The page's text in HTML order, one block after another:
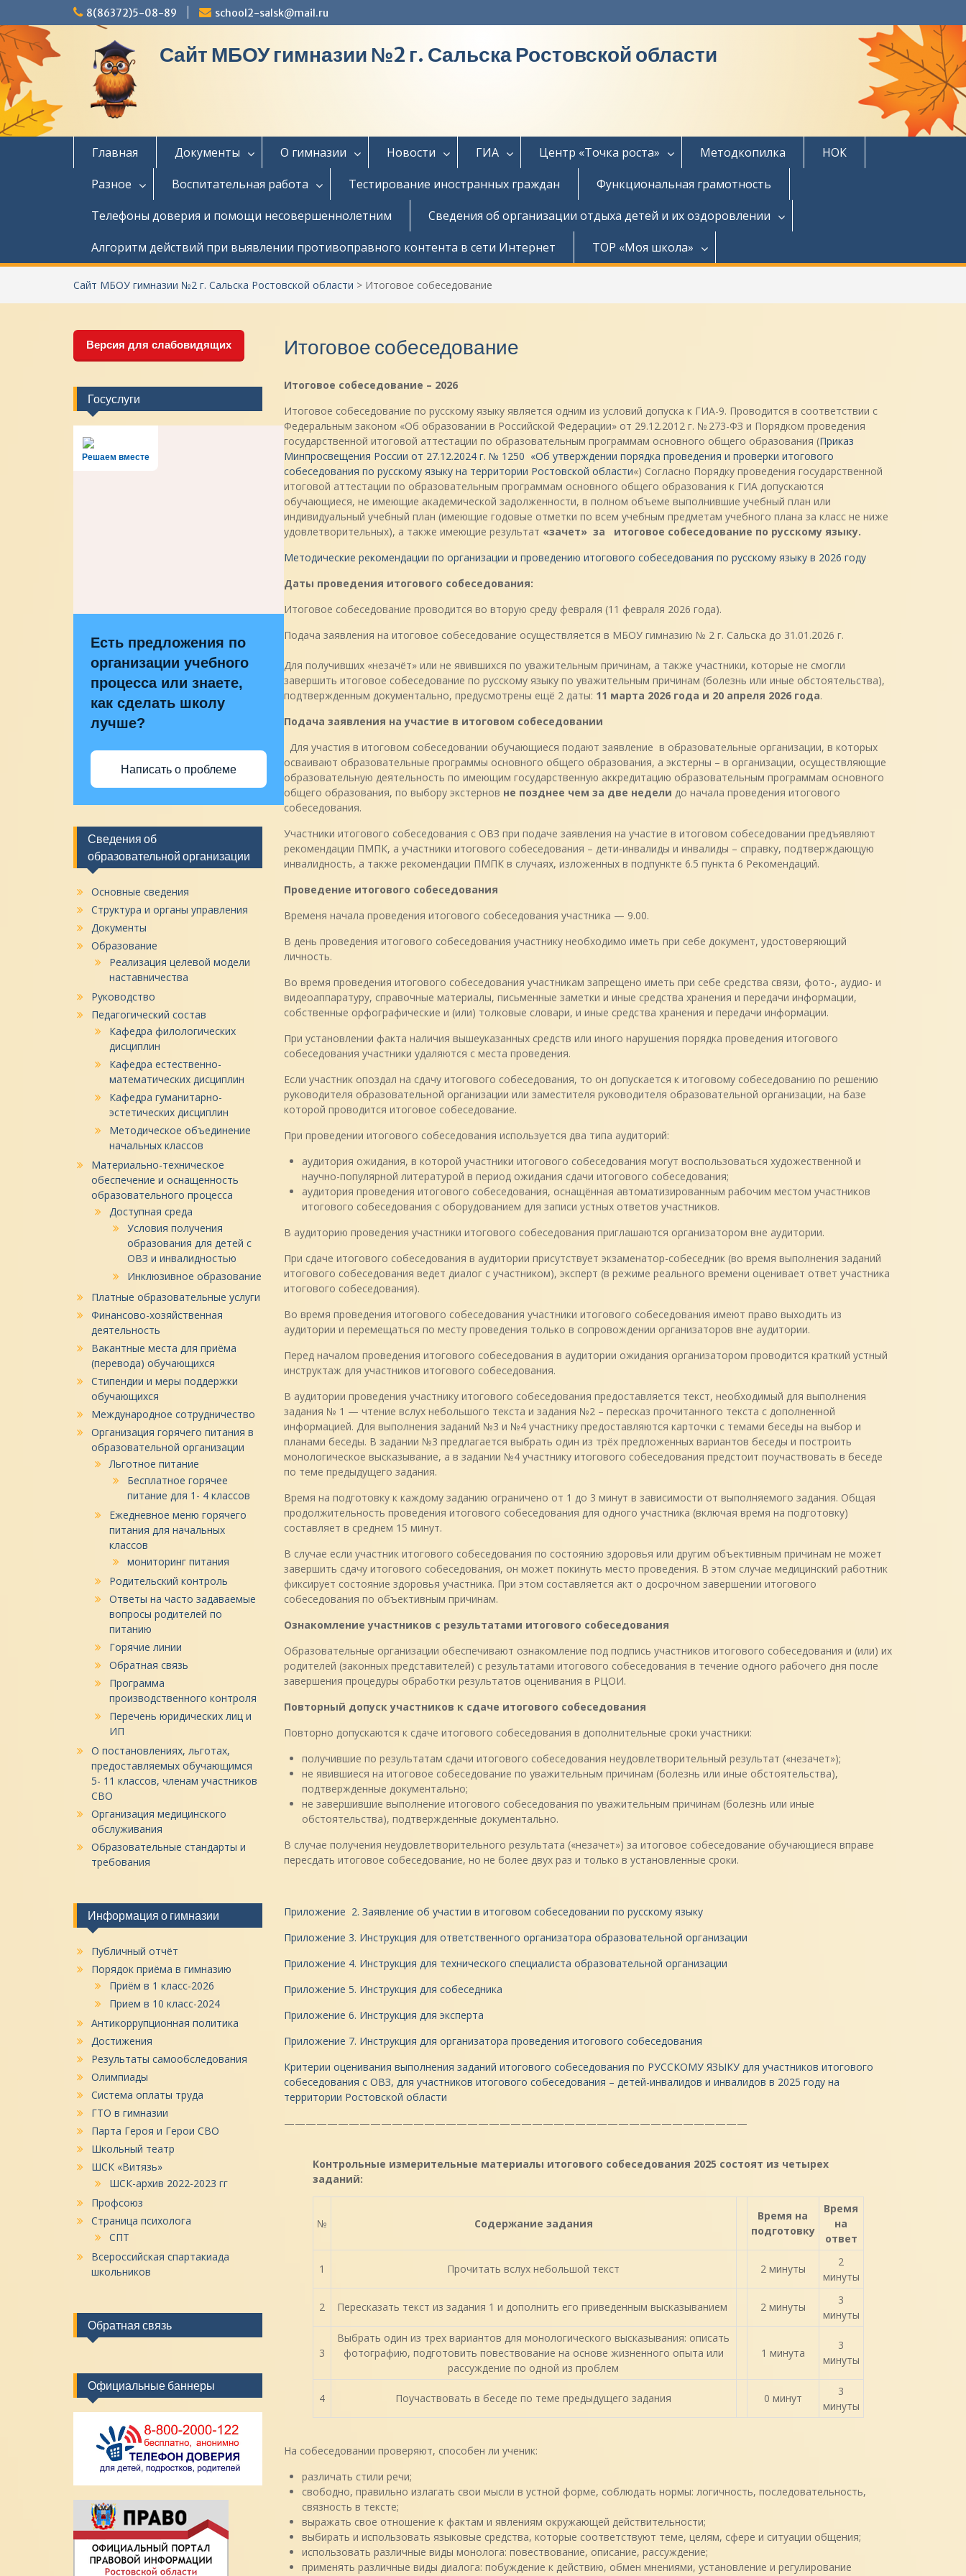
е
р
е
й
т
к
с
м
8(86372)5-08-89 school2-salsk@mail.ru
Сайт МБОУ гимназии №2 г. Сальска Ростовской области
Главная Документы О гимназии Новости ГИА Центр «Точка роста» Методкопилка
НОК
Разное
Воспитательная работа Тестирование иностранных граждан
Функциональная грамотность
Телефоны доверия и помощи несовершеннолетним
Сведения об организации отдыха детей и их оздоровлении
Алгоритм действий при выявлении противоправного контента в сети Интернет
ТОР «Моя школа»
Сайт МБОУ гимназии №2 г. Сальска Ростовской области > Итоговое собеседование
Итоговое собеседование
Итоговое собеседование – 2026
Итоговое собеседование по русскому языку является одним из условий допуска к ГИА-9. Проводится в соответствии с
Федеральным законом «Об образовании в Российской Федерации» от 29.12.2012 г. № 273-ФЗ и Порядком проведения
государственной итоговой аттестации по образовательным программам основного общего образования (Приказ
Минпросвещения России от 27.12.2024 г. № 1250 «Об утверждении порядка проведения и проверки итогового
собеседования по русскому языку на территории Ростовской области«) Согласно Порядку проведения государственной
итоговой аттестации по образовательным программам основного общего образования к ГИА допускаются
обучающиеся, не имеющие академической задолженности, в полном объеме выполнившие учебный план или
индивидуальный учебный план (имеющие годовые отметки по всем учебным предметам учебного плана за класс не ниже
удовлетворительных), а также имеющие результат «зачет» за итоговое собеседование по русскому языку.
Методические рекомендации по организации и проведению итогового собеседования по русскому языку в 2026 году
Даты проведения итогового собеседования:
Итоговое собеседование проводится во вторую среду февраля (11 февраля 2026 года).
Подача заявления на итоговое собеседование осуществляется в МБОУ гимназию № 2 г. Сальска до 31.01.2026 г.
Для получивших «незачёт» или не явившихся по уважительным причинам, а также участники, которые не смогли
завершить итоговое собеседование по русскому языку по уважительным причинам (болезнь или иные обстоятельства),
подтвержденным документально, предусмотрены ещё 2 даты: 11 марта 2026 года и 20 апреля 2026 года.
Подача заявления на участие в итоговом собеседовании
Для участия в итоговом собеседовании обучающиеся подают заявление в образовательные организации, в которых
осваивают образовательные программы основного общего образования, а экстерны – в организации, осуществляющие
образовательную деятельность по имеющим государственную аккредитацию образовательным программам основного
общего образования, по выбору экстернов не позднее чем за две недели до начала проведения итогового
собеседования.
Участники итогового собеседования с ОВЗ при подаче заявления на участие в итоговом собеседовании предъявляют
рекомендации ПМПК, а участники итогового собеседования – дети-инвалиды и инвалиды – справку, подтверждающую
инвалидность, а также рекомендации ПМПК в случаях, изложенных в подпункте 6.5 пункта 6 Рекомендаций.
Проведение итогового собеседования
Временя начала проведения итогового собеседования участника — 9.00.
В день проведения итогового собеседования участнику необходимо иметь при себе документ, удостоверяющий
личность.
Во время проведения итогового собеседования участникам запрещено иметь при себе средства связи, фото-, аудио- и
видеоаппаратуру, справочные материалы, письменные заметки и иные средства хранения и передачи информации,
собственные орфографические и (или) толковые словари, и иные средства хранения и передачи информации.
При установлении факта наличия вышеуказанных средств или иного нарушения порядка проведения итогового
собеседования участники удаляются с места проведения.
Если участник опоздал на сдачу итогового собеседования, то он допускается к итоговому собеседованию по решению
руководителя образовательной организации или заместителя руководителя образовательной организации, на базе
которой проводится итоговое собеседование.
При проведении итогового собеседования используется два типа аудиторий:
аудитория ожидания, в которой участники итогового собеседования могут воспользоваться художественной и
научно-популярной литературой в период ожидания сдачи итогового собеседования;
аудитория проведения итогового собеседования, оснащённая автоматизированным рабочим местом участников
итогового собеседования с оборудованием для записи устных ответов участников.
В аудиторию проведения участники итогового собеседования приглашаются организатором вне аудитории.
При сдаче итогового собеседования в аудитории присутствует экзаменатор-собеседник (во время выполнения заданий
итогового собеседования ведет диалог с участником), эксперт (в режиме реального времени оценивает ответ участника
итогового собеседования).
Во время проведения итогового собеседования участники итогового собеседования имеют право выходить из
аудитории и перемещаться по месту проведения только в сопровождении организаторов вне аудитории.
Перед началом проведения итогового собеседования в аудитории ожидания организатором проводится краткий устный
инструктаж для участников итогового собеседования.
В аудитории проведения участнику итогового собеседования предоставляется текст, необходимый для выполнения
задания № 1 — чтение вслух небольшого текста и задания №2 – пересказ прочитанного текста с дополненной
информацией. Для выполнения заданий №3 и №4 участнику предоставляются карточки с темами беседы на выбор и
планами беседы. В задании №3 предлагается выбрать один из трёх предложенных вариантов беседы и построить
монологическое высказывание, а в задании №4 участнику итогового собеседования предстоит поучаствовать в беседе
по теме предыдущего задания.
Время на подготовку к каждому заданию ограничено от 1 до 3 минут в зависимости от выполняемого задания. Общая
продолжительность проведения итогового собеседования для одного участника (включая время на подготовку)
составляет в среднем 15 минут.
В случае если участник итогового собеседования по состоянию здоровья или другим объективным причинам не может
завершить сдачу итогового собеседования, он может покинуть место проведения. В этом случае медицинский работник
фиксирует состояние здоровья участника. При этом составляется акт о досрочном завершении итогового
собеседования по объективным причинам.
Ознакомление участников с результатами итогового собеседования
Образовательные организации обеспечивают ознакомление под подпись участников итогового собеседования и (или) их
родителей (законных представителей) с результатами итогового собеседования в течение одного рабочего дня после
завершения процедуры обработки результатов оценивания в РЦОИ.
Повторный допуск участников к сдаче итогового собеседования
Повторно допускаются к сдаче итогового собеседования в дополнительные сроки участники:
получившие по результатам сдачи итогового собеседования неудовлетворительный результат («незачет»);
не явившиеся на итоговое собеседование по уважительным причинам (болезнь или иные обстоятельства),
подтвержденные документально;
не завершившие выполнение итогового собеседования по уважительным причинам (болезнь или иные
обстоятельства), подтвержденные документально.
В случае получения неудовлетворительного результата («незачет») за итоговое собеседование обучающиеся вправе
пересдать итоговое собеседование, но не более двух раз и только в установленные сроки.
Приложение 2. Заявление об участии в итоговом собеседовании по русскому языку
Приложение 3. Инструкция для ответственного организатора образовательной организации
Приложение 4. Инструкция для технического специалиста образовательной организации
Приложение 5. Инструкция для собеседника
Приложение 6. Инструкция для эксперта
Приложение 7. Инструкция для организатора проведения итогового собеседования
Критерии оценивания выполнения заданий итогового собеседования по РУССКОМУ ЯЗЫКУ для участников итогового
собеседования с ОВЗ, для участников итогового собеседования – детей-инвалидов и инвалидов в 2025 году на
территории Ростовской области
———————————————————————————————————————————
Контрольные измерительные материалы итогового собеседования 2025 состоят из четырех
заданий:
№ Содержание задания
Время на
подготовку
Время
на
ответ
1 Прочитать вслух небольшой текст 2 минуты
2
минуты
2 Пересказать текст из задания 1 и дополнить его приведенным высказыванием 2 минуты
3
минуты
3
Выбрать один из трех вариантов для монологического высказывания: описать
фотографию, подготовить повествование на основе жизненного опыта или
рассуждение по одной из проблем
1 минута
3
минуты
4 Поучаствовать в беседе по теме предыдущего задания 0 минут
3
минуты
На собеседовании проверяют, способен ли ученик:
различать стили речи;
свободно, правильно излагать свои мысли в устной форме, соблюдать нормы: логичность, последовательность,
связность в тексте;
выражать свое отношение к фактам и явлениям окружающей действительности;
выбирать и использовать языковые средства, которые соответствуют теме, целям, сфере и ситуации общения;
использовать различные виды монолога: повествование, описание, рассуждение;
применять различные виды диалога: побуждение к действию, обмен мнениями, установление и регулирование
Версия для слабовидящих
Госуслуги
Решаем вместе
Есть предложения по
организации учебного
процесса или знаете,
как сделать школу
лучше?
Написать о проблеме
Сведения об
образовательной организации
Основные сведения
Структура и органы управления
Документы
Образование
Реализация целевой модели
наставничества
Руководство
Педагогический состав
Кафедра филологических
дисциплин
Кафедра естественно-
математических дисциплин
Кафедра гуманитарно-
эстетических дисциплин
Методическое объединение
начальных классов
Материально-техническое
обеспечение и оснащенность
образовательного процесса
Доступная среда
Условия получения
образования для детей с
ОВЗ и инвалидностью
Инклюзивное образование
Платные образовательные услуги
Финансово-хозяйственная
деятельность
Вакантные места для приёма
(перевода) обучающихся
Стипендии и меры поддержки
обучающихся
Международное сотрудничество
Организация горячего питания в
образовательной организации
Льготное питание
Бесплатное горячее
питание для 1- 4 классов
Ежедневное меню горячего
питания для начальных
классов
мониторинг питания
Родительский контроль
Ответы на часто задаваемые
вопросы родителей по
питанию
Горячие линии
Обратная связь
Программа
производственного контроля
Перечень юридических лиц и
ИП
О постановлениях, льготах,
предоставляемых обучающимся
5- 11 классов, членам участников
СВО
Организация медицинского
обслуживания
Образовательные стандарты и
требования
Информация о гимназии
Публичный отчёт
Порядок приёма в гимназию
Приём в 1 класс-2026
Прием в 10 класс-2024
Антикоррупционная политика
Достижения
Результаты самообследования
Олимпиады
Система оплаты труда
ГТО в гимназии
Парта Героя и Герои СВО
Школьный театр
ШСК «Витязь»
ШСК-архив 2022-2023 гг
Профсоюз
Страница психолога
СПТ
Всероссийская спартакиада
школьников
Обратная связь
Официальные баннеры